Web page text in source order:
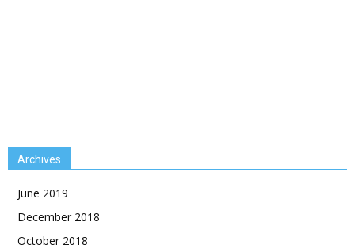
Archives
June 2019
December 2018
October 2018